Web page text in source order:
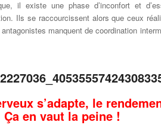
il existe une phase d’inconfort et
Ils se raccourcissent alors que ceux
manquent de coordination
s’adapte, le
en vaut la peine !